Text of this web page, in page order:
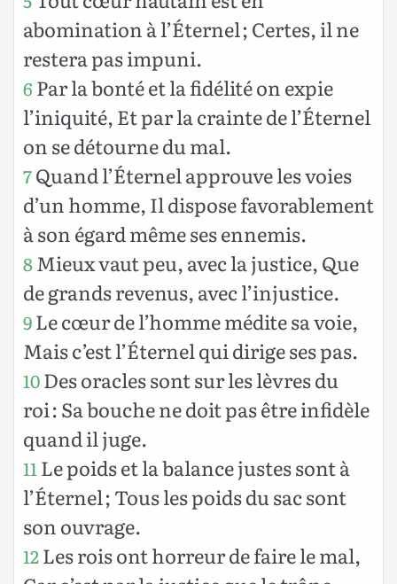
abomination à l’Éternel ; Certes, il ne
restera pas impuni.
6 Par la bonté et la fidélité on expie
l’iniquité, Et par la crainte de l’Éternel
on se détourne du mal.
7Quand l’Éternel approuve les voies
d’un homme, Il dispose favorablement
à son égard même ses ennemis.
8Mieux vaut peu, avec la justice, Que
de grands revenus, avec l’injustice.
9Le cœur de l’homme médite sa voie,
Mais c’est l’Éternel qui dirige ses pas.
10Des oracles sont sur les lèvres du
roi : Sa bouche ne doit pas être infidèle
quand il juge.
11 Le poids et la balance justes sont à
l’Éternel ; Tous les poids du sac sont
son ouvrage.
12Les rois ont horreur de faire le mal,